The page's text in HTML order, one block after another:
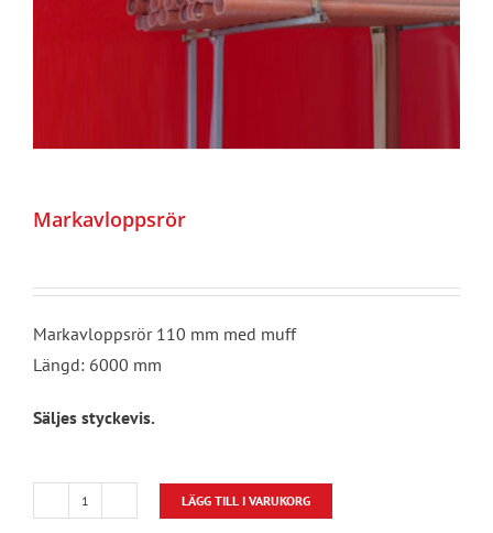
Markavloppsrör
Markavloppsrör 110 mm med muff
Längd: 6000 mm
Säljes styckevis.
Markavloppsrör
LÄGG TILL I VARUKORG